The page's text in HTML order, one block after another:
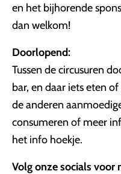
en het bijhorende
dan welkom!
Doorlopend:
Tussen de circusuren
bar, en daar iets eten
de anderen
consumeren of meer
het info hoekje.
Volg onze socials voor